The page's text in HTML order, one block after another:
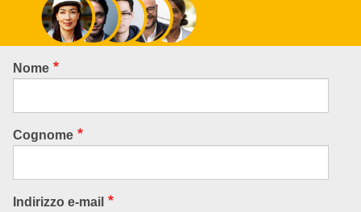
Nome
Cognome
Indirizzo e-mail